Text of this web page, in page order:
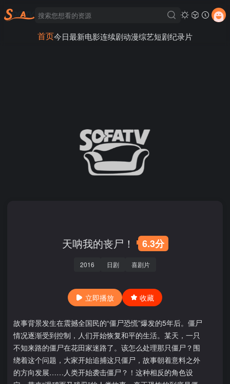
首页今日最新电影连续剧动漫综艺短剧纪录片
天呐我的丧尸！ 6.3分
2016 日剧 喜剧片
立即播放 收藏
故事背景发生在震撼全国民的“僵尸恐慌”爆发的5年后。僵尸
情况逐渐受到控制，人们开始恢复和平的生活。某天，一只
不知来路的僵尸在花田家迷路了。该怎么处理那只僵尸？围
绕着这个问题，大家开始追捕这只僵尸，故事朝着意料之外
的方向发展……人类开始袭击僵尸？！这种相反的角色设